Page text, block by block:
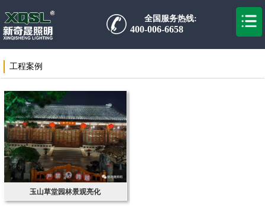
全国服务热线:
400-006-6658
工程案例
玉山草堂园林景观亮化